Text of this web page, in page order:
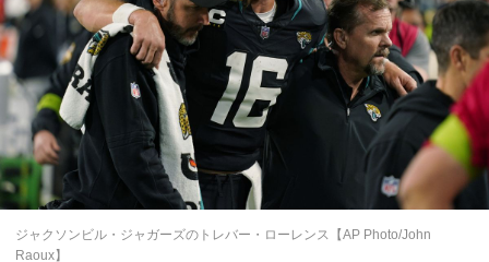
ジャクソンビル・ジャガーズのトレバー・ローレンス【AP Photo/John
Raoux】